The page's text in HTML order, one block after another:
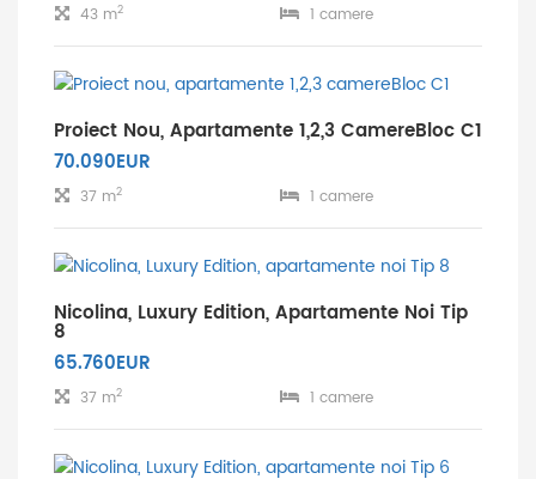
43 m2 1 camere
Proiect Nou, Apartamente 1,2,3 CamereBloc C1
70.090EUR
37 m2 1 camere
Nicolina, Luxury Edition, Apartamente Noi Tip
8
65.760EUR
37 m2 1 camere